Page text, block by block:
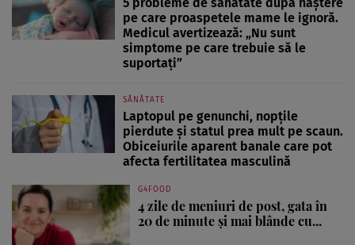
pe care proaspetele mame le ignoră.
Medicul avertizează: „Nu sunt
simptome pe care trebuie să le
suportați”
SĂNĂTATE
Laptopul pe genunchi, nopțile
pierdute și statul prea mult pe scaun.
Obiceiurile aparent banale care pot
afecta fertilitatea masculină
G4FOOD
4 zile de meniuri de post, gata în
20 de minute și mai blânde cu...